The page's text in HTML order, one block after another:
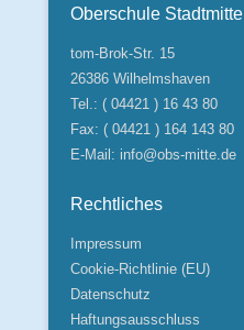
Oberschule Stadtmitte
tom-Brok-Str. 15
26386 Wilhelmshaven
Tel.: ( 04421 ) 16 43 80
Fax: ( 04421 ) 164 143 80
E-Mail: info@obs-mitte.de
Rechtliches
Impressum
Cookie-Richtlinie (EU)
Datenschutz
Haftungsausschluss